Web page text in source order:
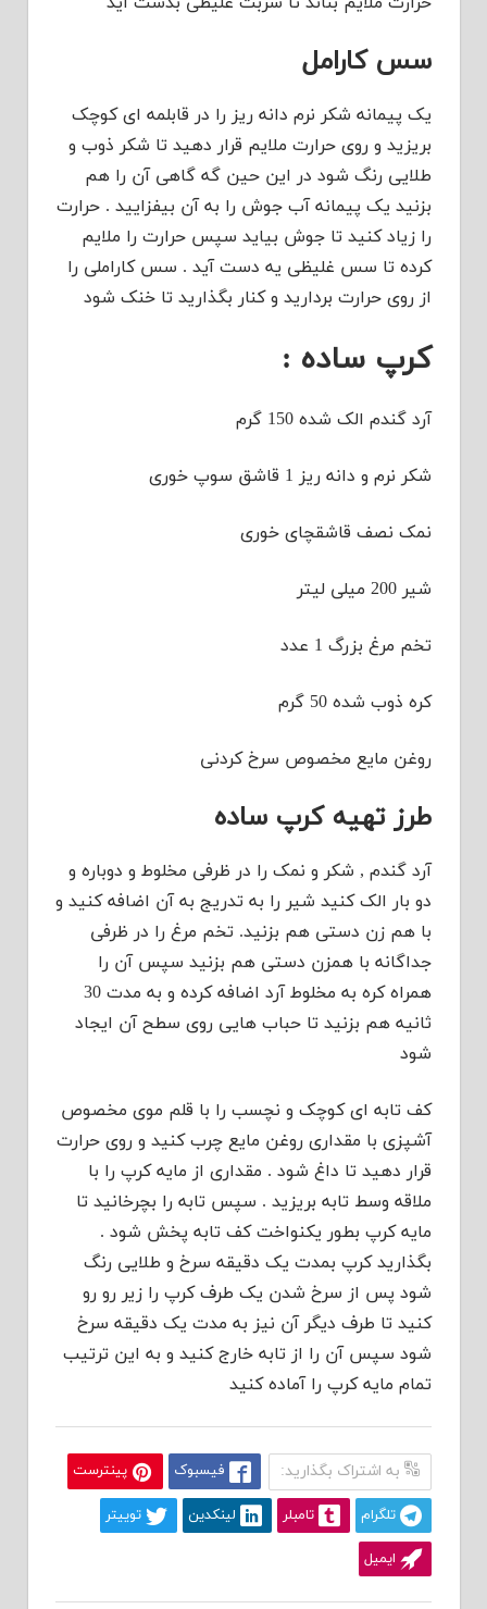
سس کارامل
یک پیمانه شکر نرم دانه ریز را در قابلمه ای کوچک
بریزید و روی حرارت ملایم قرار دهید تا شکر ذوب و
طلایی رنگ شود در این حین گه گاهی آن را هم
بزنید یک پیمانه آب جوش را به آن بیفزایید . حرارت
را زیاد کنید تا جوش بیاید سپس حرارت را ملایم
کرده تا سس غلیظی یه دست آید . سس کاراملی را
از روی حرارت بردارید و کنار بگذارید تا خنک شود
کرپ ساده :
آرد گندم الک شده 150 گرم
شکر نرم و دانه ریز 1 قاشق سوپ خوری
نمک نصف قاشقچای خوری
شیر 200 میلی لیتر
تخم مرغ بزرگ 1 عدد
کره ذوب شده 50 گرم
روغن مایع مخصوص سرخ کردنی
طرز تهیه کرپ ساده
آرد گندم , شکر و نمک را در ظرفی مخلوط و دوباره و
دو بار الک کنید شیر را به تدریج به آن اضافه کنید و
با هم زن دستی هم بزنید. تخم مرغ را در ظرفی
جداگانه با همزن دستی هم بزنید سپس آن را
همراه کره به مخلوط آرد اضافه کرده و به مدت 30
ثانیه هم بزنید تا حباب هایی روی سطح آن ایجاد
شود
کف تابه ای کوچک و نچسب را با قلم موی مخصوص
آشپزی با مقداری روغن مایع چرب کنید و روی حرارت
قرار دهید تا داغ شود . مقداری از مایه کرپ را با
ملاقه وسط تابه بریزید . سپس تابه را بچرخانید تا
مایه کرپ بطور یکنواخت کف تابه پخش شود .
بگذارید کرپ بمدت یک دقیقه سرخ و طلایی رنگ
شود پس از سرخ شدن یک طرف کرپ را زیر رو رو
کنید تا طرف دیگر آن نیز به مدت یک دقیقه سرخ
شود سپس آن را از تابه خارج کنید و به این ترتیب
تمام مایه کرپ را آماده کنید
به اشتراک بگذارید: فیسبوک پینترست
تلگرام تامبلر لینکدین توییتر
ایمیل